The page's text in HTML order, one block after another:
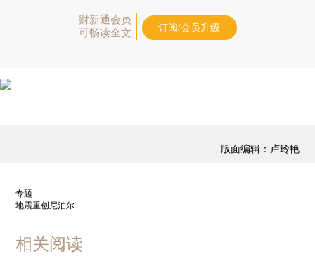
财新通会员
可畅读全文
订阅/会员升级
版面编辑：卢玲艳
专题
地震重创尼泊尔
相关阅读